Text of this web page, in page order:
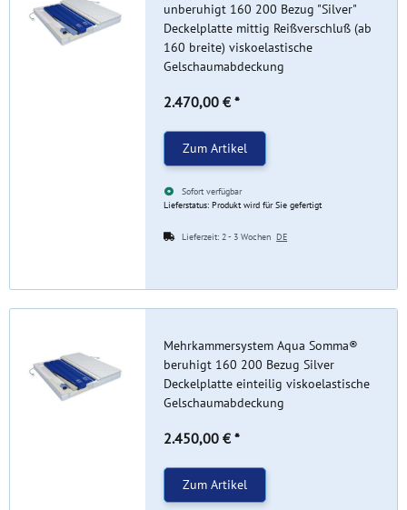
unberuhigt 160 200 Bezug "Silver"
Deckelplatte mittig Reißverschluß (ab
160 breite) viskoelastische
Gelschaumabdeckung
2.470,00 € *
Zum Artikel
Sofort verfügbar
Lieferstatus: Produkt wird für Sie gefertigt
Lieferzeit:2 - 3 WochenDE
Mehrkammersystem Aqua Somma®
beruhigt 160 200 Bezug Silver
Deckelplatte einteilig viskoelastische
Gelschaumabdeckung
2.450,00 € *
Zum Artikel